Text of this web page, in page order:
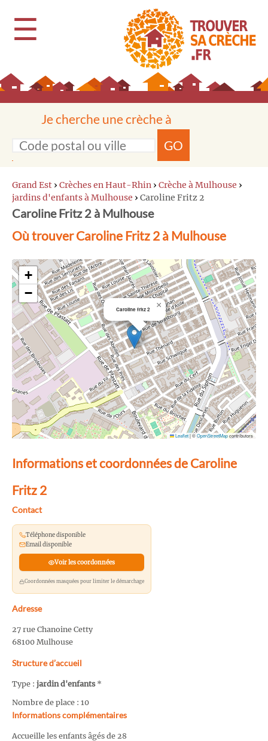
☰
Je cherche une crèche à
GO
Grand Est › Crèches en Haut-Rhin › Crèche à Mulhouse ›
jardins d'enfants à Mulhouse › Caroline Fritz 2
Caroline Fritz 2 à Mulhouse
Où trouver Caroline Fritz 2 à Mulhouse
Caroline fritz 2 ×
+
−
Leaflet|©OpenStreetMapcontributors
Informations et coordonnées de Caroline
Fritz 2
Contact
Téléphone disponible
Email disponible
Voir les coordonnées
Coordonnées masquées pour limiter le démarchage
Adresse
27 rue Chanoine Cetty
68100 Mulhouse
Structure d’accueil
Type : jardin d'enfants*
Nombre de place : 10
Informations complémentaires
Accueille les enfants âgés de 28